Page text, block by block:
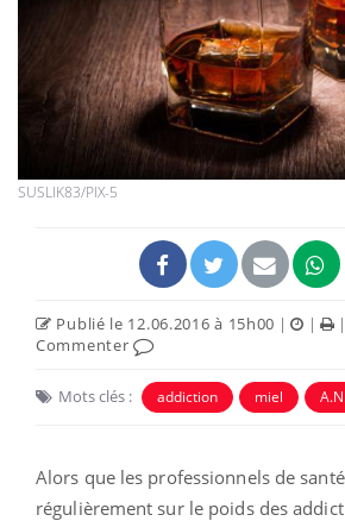
SUSLIK83/PIX-5
Publié le 12.06.2016 à 15h00 | |
Commenter
Mots clés : addiction miel
Alors que les professionnels de
régulièrement sur le poids des